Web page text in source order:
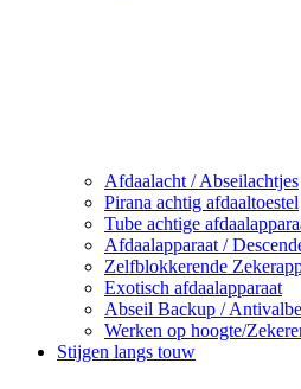
Afdaalacht / Abseilachtjes
Pirana achtig afdaaltoestel
Tube achtige
Afdaalapparaat /
Zelfblokkerende
Exotisch afdaalapparaat
Abseil Backup /
Werken op hoogte/
Stijgen langs touw